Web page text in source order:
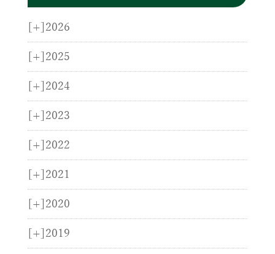
[+] 2026
[+] 2025
[+] 2024
[+] 2023
[+] 2022
[+] 2021
[+] 2020
[+] 2019